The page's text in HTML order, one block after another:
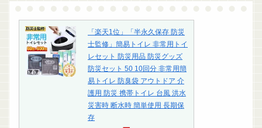
「楽天1位」「半永久保存 防災
士監修」簡易トイレ 非常用トイ
レセット 防災用品 防災グッズ
防災セット 50 10回分 非常用簡
易トイレ 防臭袋 アウトドア 介
護用 防災 携帯トイレ 台風 洪水
災害時 断水時 簡単使用 長期保
存